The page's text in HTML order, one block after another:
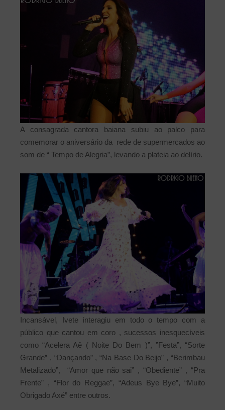
A consagrada cantora baiana subiu ao palco para
comemorar o aniversário da rede de supermercados ao
som de “ Tempo de Alegria”, levando a plateia ao delírio.
Incansável, Ivete interagiu em todo o tempo com a
público que cantou em coro , sucessos inesquecíveis
como “Acelera Aê ( Noite Do Bem )”, ”Festa”, “Sorte
Grande” , “Dançando” , “Na Base Do Beijo” , “Berimbau
Metalizado”, “Amor que não sai” , “Obediente” , “Pra
Frente” , “Flor do Reggae”, “Adeus Bye Bye”, “Muito
Obrigado Axé” entre outros.